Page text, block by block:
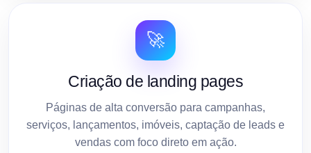
🚀
Criação de landing pages
Páginas de alta conversão para campanhas,
serviços, lançamentos, imóveis, captação de leads e
vendas com foco direto em ação.